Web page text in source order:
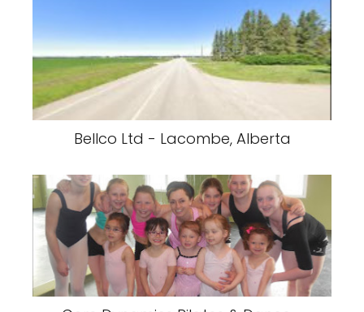
Bellco Ltd - Lacombe, Alberta